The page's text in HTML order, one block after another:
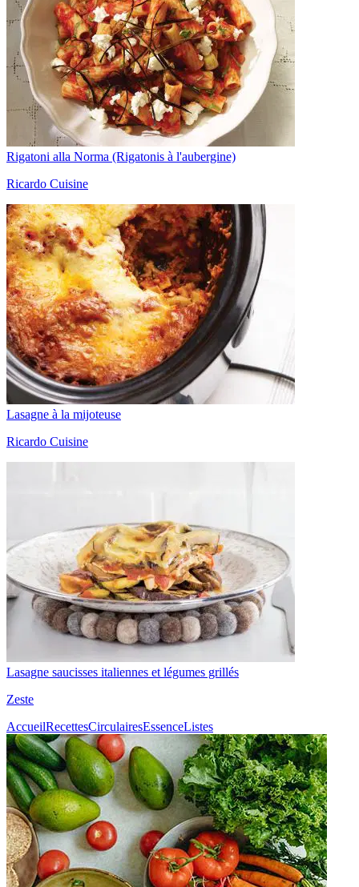
Rigatoni alla Norma (Rigatonis à l'aubergine)
Ricardo Cuisine
Lasagne à la mijoteuse
Ricardo Cuisine
Lasagne saucisses italiennes et légumes grillés
Zeste
AccueilRecettesCirculairesEssenceListes